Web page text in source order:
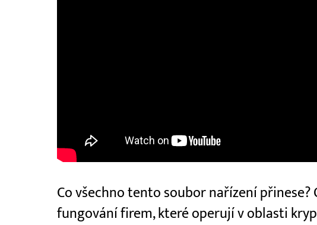
Co všechno tento soubor nařízení přinese?
fungování firem, které operují v oblasti